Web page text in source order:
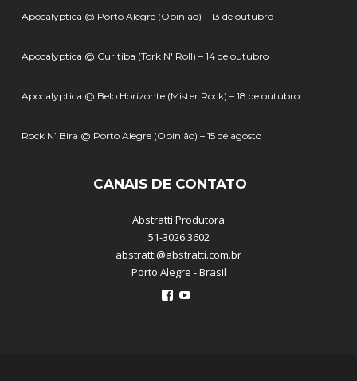
Apocalyptica @ Porto Alegre (Opinião) – 13 de outubro
Apocalyptica @ Curitiba (Tork N' Roll) – 14 de outubro
Apocalyptica @ Belo Horizonte (Mister Rock) – 18 de outubro
Rock N’ Bira @ Porto Alegre (Opinião) – 15 de agosto
CANAIS DE CONTATO
Abstratti Produtora
51-3026.3602
abstratti@abstratti.com.br
Porto Alegre - Brasil
Ver